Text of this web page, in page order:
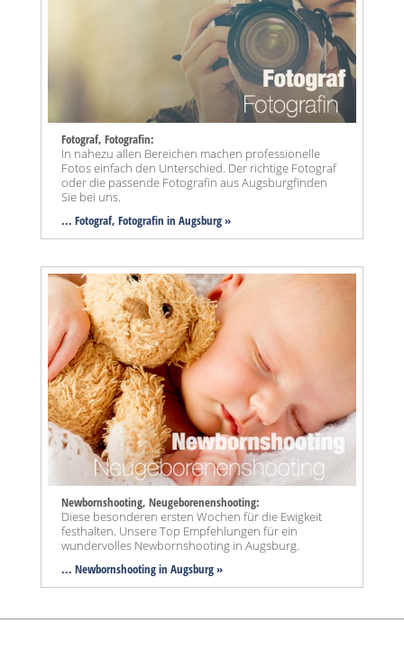
Fotograf, Fotografin:
In nahezu allen Bereichen machen professionelle
Fotos einfach den Unterschied. Der richtige Fotograf
oder die passende Fotografin aus Augsburgfinden
Sie bei uns.
... Fotograf, Fotografin in Augsburg »
Newbornshooting, Neugeborenenshooting:
Diese besonderen ersten Wochen für die Ewigkeit
festhalten. Unsere Top Empfehlungen für ein
wundervolles Newbornshooting in Augsburg.
... Newbornshooting in Augsburg »